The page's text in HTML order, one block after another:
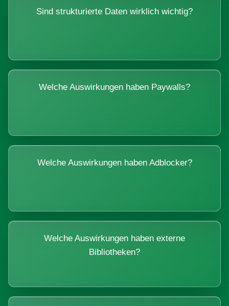
Sind strukturierte Daten wirklich wichtig?
Welche Auswirkungen haben Paywalls?
Welche Auswirkungen haben Adblocker?
Welche Auswirkungen haben externe
Bibliotheken?